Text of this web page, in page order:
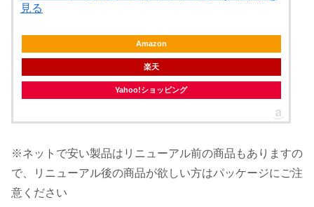
見る
Amazon
楽天
Yahoo!ショッピング
※ネットで安い製品はリニューアル前の商品もありますの
で、リニューアル後の商品が欲しい方はパッケージにご注
意ください